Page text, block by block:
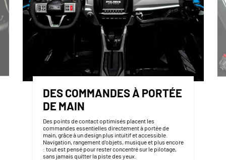
DES COMMANDES À PORTÉE
DE MAIN
Des points de contact optimisés placent les
commandes essentielles directement à portée de
main, grâce à un design plus intuitif et accessible.
Navigation, rangement d’objets, musique et plus encore
: tout est pensé pour rester concentré sur le pilotage,
sans jamais quitter la piste des yeux.